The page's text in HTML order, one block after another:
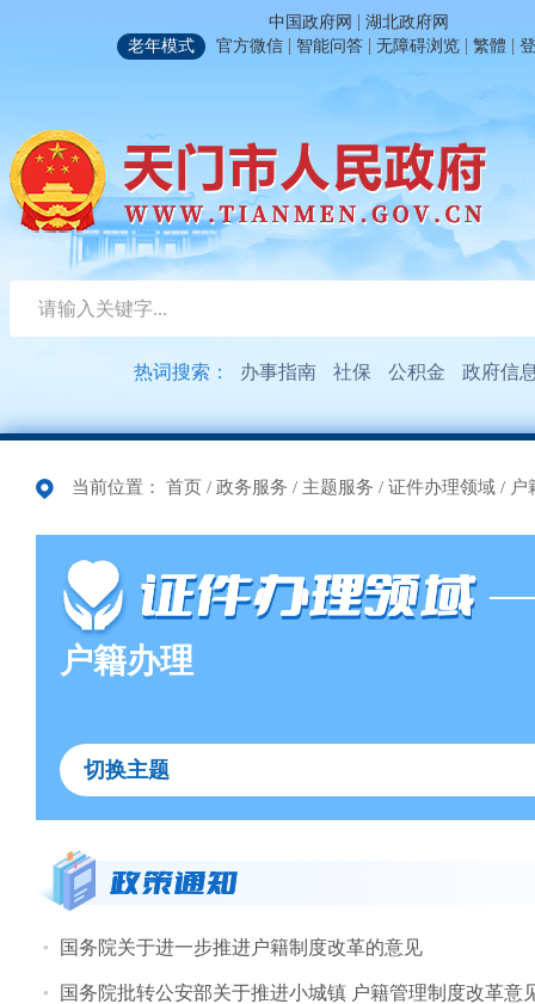
中国政府网 | 湖北政府网
老年模式
官方微信 | 智能问答 | 无障碍浏览 | 繁體 |
热词搜索： 办事指南 社保 公积金 政府信
当前位置： 首页 / 政务服务 / 主题服务 / 证件办理领域 / 户
户籍办理
切换主题
国务院关于进一步推进户籍制度改革的意见
国务院批转公安部关于推进小城镇 户籍管理制度改革意